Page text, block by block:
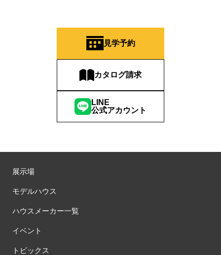
見学予約
カタログ請求
LINE
公式アカウント
展示場
モデルハウス
ハウスメーカー一覧
イベント
トピックス